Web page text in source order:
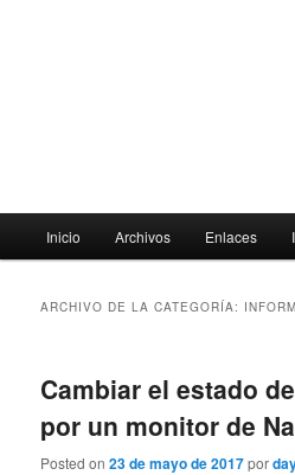
principal
Inicio Archivos Enlaces
ARCHIVO DE LA CATEGORÍA:
Cambiar el estado
por un monitor de
Posted on23 de mayo de 2017por